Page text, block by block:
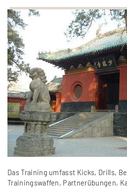
Das Training umfasst Kicks, Drills,
Trainingswaffen, Partnerübungen,